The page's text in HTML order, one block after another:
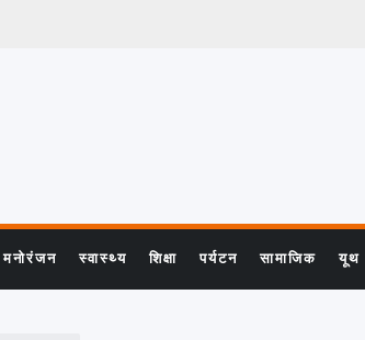
मनोरंजन स्वास्थ्य शिक्षा पर्यटन सामाजिक यूथ